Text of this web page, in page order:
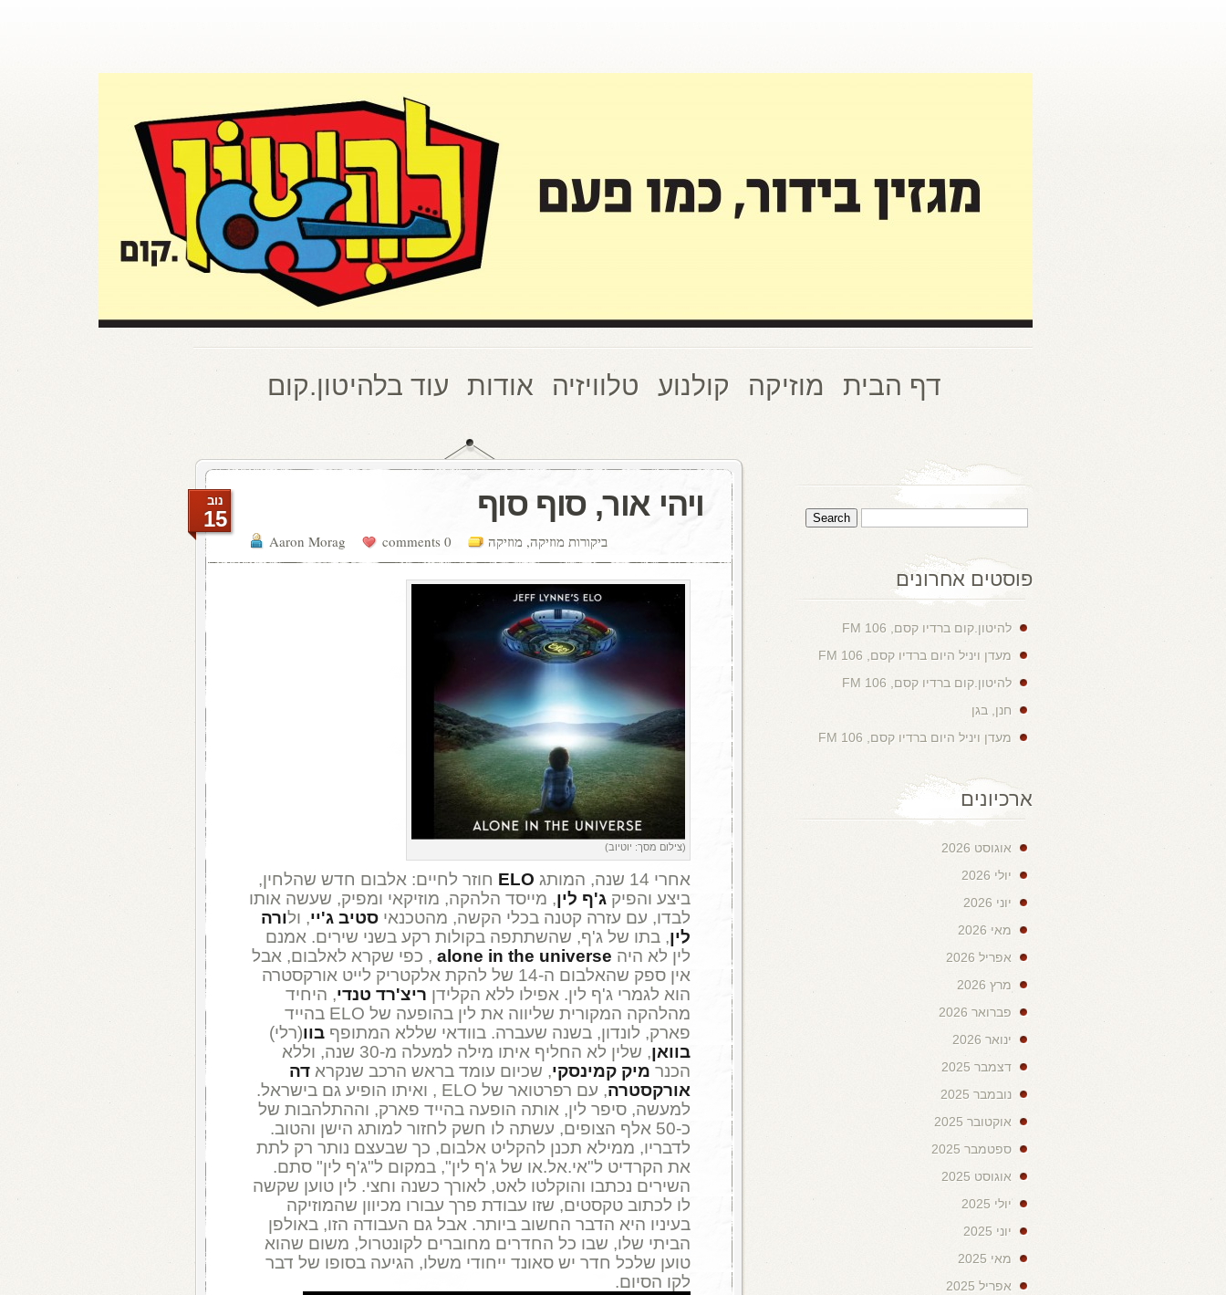
דף הבית מוזיקה קולנוע טלוויזיה אודות עוד בלהיטון.קום
ויהי אור, סוף סוף
Aaron Morag 0 comments ביקורות מוזיקה, מוזיקה
נוב
15
(צילום מסך: יוטיוב)
אחרי 14 שנה, המותג ELO חוזר לחיים: אלבום חדש שהלחין,
ביצע והפיק ג'ף לין, מייסד הלהקה, מוזיקאי ומפיק, שעשה אותו
לבדו, עם עזרה קטנה בכלי הקשה, מהטכנאי סטיב ג'יי, ולורה
לין, בתו של ג'ף, שהשתתפה בקולות רקע בשני שירים. אמנם
לין לא היה alone in the universe , כפי שקרא לאלבום, אבל
אין ספק שהאלבום ה-14 של להקת אלקטריק לייט אורקסטרה
הוא לגמרי ג'ף לין. אפילו ללא הקלידן ריצ'רד טנדי, היחיד
מהלהקה המקורית שליווה את לין בהופעה של ELO בהייד
פארק, לונדון, בשנה שעברה. בוודאי שללא המתופף בוו(רלי)
בוואן
, שלין לא החליף איתו מילה למעלה מ-30 שנה, וללא
הכנר מיק קמינסקי, שכיום עומד בראש הרכב שנקרא דה
אורקסטרה, עם רפרטואר של ELO , ואיתו הופיע גם בישראל.
למעשה, סיפר לין, אותה הופעה בהייד פארק, וההתלהבות של
כ-50 אלף הצופים, עשתה לו חשק לחזור למותג הישן והטוב.
לדבריו, ממילא תכנן להקליט אלבום, כך שבעצם נותר רק לתת
את הקרדיט ל"אי.אל.או של ג'ף לין", במקום ל"ג'ף לין" סתם.
השירים נכתבו והוקלטו לאט, לאורך כשנה וחצי. לין טוען שקשה
לו לכתוב טקסטים, שזו עבודת פרך עבורו מכיוון שהמוזיקה
בעיניו היא הדבר החשוב ביותר. אבל גם העבודה הזו, באולפן
הביתי שלו, שבו כל החדרים מחוברים לקונטרול, משום שהוא
טוען שלכל חדר יש סאונד ייחודי משלו, הגיעה בסופו של דבר
לקו הסיום.
פוסטים אחרונים
להיטון.קום ברדיו קסם, 106 FM
מעדן ויניל היום ברדיו קסם, 106 FM
להיטון.קום ברדיו קסם, 106 FM
חנן, בגן
מעדן ויניל היום ברדיו קסם, 106 FM
ארכיונים
אוגוסט 2026
יולי 2026
יוני 2026
מאי 2026
אפריל 2026
מרץ 2026
פברואר 2026
ינואר 2026
דצמבר 2025
נובמבר 2025
אוקטובר 2025
ספטמבר 2025
אוגוסט 2025
יולי 2025
יוני 2025
מאי 2025
אפריל 2025